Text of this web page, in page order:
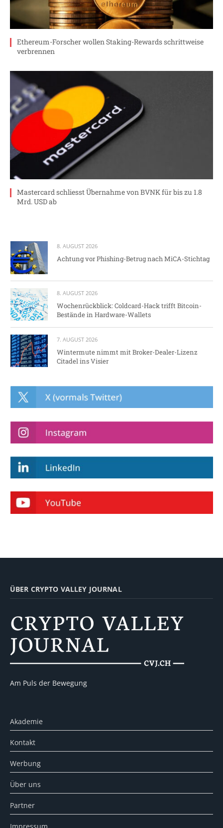
Ethereum-Forscher wollen Staking-Rewards schrittweise
verbrennen
Mastercard schliesst Übernahme von BVNK für bis zu 1.8
Mrd. USD ab
8. AUGUST 2026
Achtung vor Phishing-Betrug nach MiCA-Stichtag
8. AUGUST 2026
Wochenrückblick: Coldcard-Hack trifft Bitcoin-
Bestände in Hardware-Wallets
7. AUGUST 2026
Wintermute nimmt mit Broker-Dealer-Lizenz
Citadel ins Visier
ÜBER CRYPTO VALLEY JOURNAL
Am Puls der Bewegung
Akademie
Kontakt
Werbung
Über uns
Partner